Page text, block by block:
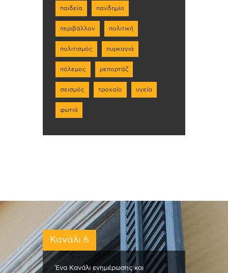
παιδεία πανδημία
περιβάλλον πολιτική
πολιτισμός πυρκαγιά
πόλεμος ρεπορτάζ
σεισμός τροχαίο υγεία
φωτιά
Κανάλι 6
Ένα Κανάλι ενημέρωσης και